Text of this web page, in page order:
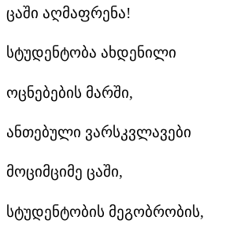
ცაში აღმაფრენა!
სტუდენტობა ახდენილი
ოცნებების მარში,
ანთებული ვარსკვლავები
მოციმციმე ცაში,
სტუდენტობის მეგობრობის,